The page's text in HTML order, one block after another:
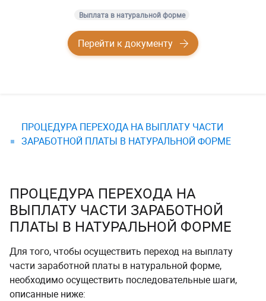
Выплата в натуральной форме
Перейти к документу
ПРОЦЕДУРА ПЕРЕХОДА НА ВЫПЛАТУ ЧАСТИ
ЗАРАБОТНОЙ ПЛАТЫ В НАТУРАЛЬНОЙ ФОРМЕ
ПРОЦЕДУРА ПЕРЕХОДА НА
ВЫПЛАТУ ЧАСТИ ЗАРАБОТНОЙ
ПЛАТЫ В НАТУРАЛЬНОЙ ФОРМЕ
Для того, чтобы осуществить переход на выплату
части заработной платы в натуральной форме,
необходимо осуществить последовательные шаги,
описанные ниже: